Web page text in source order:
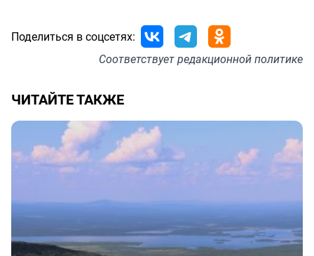
Поделиться в соцсетях:
Соответствуетредакционной политике
ЧИТАЙТЕ ТАКЖЕ